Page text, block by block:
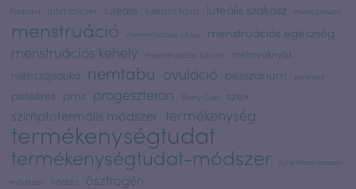
Podcast
intimtölcsér luteális luteális fázis luteális szakasz menopauza
menstruáció menstruációs ciklus menstruációs egészség
menstruációs kehely menstruációs tölcsér méhnyaknyák
méhszájsapka nemtabu ovuláció pesszárium petesejt
peteérés pms progeszteron Ruby Cup szex
szimptotermális módszer termékenység
termékenységtudat
termékenységtudat-módszer
tünetihőmérőzés-
módszer
vérzés ösztrogén